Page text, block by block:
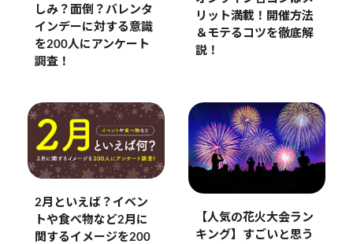
しみ？面倒？バレンタ
インデーに対する意識
を200人にアンケート
調査！
リット満載！開催方法
＆モテるコツを徹底解
説！
2月といえば？イベン
トや食べ物など2月に
関するイメージを200
【人気の花火大会ラン
キング】すごいと思う